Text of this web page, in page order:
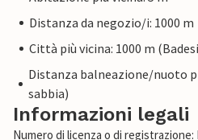
Distanza da negozio/i: 1000 m
Città più vicina: 1000 m
Distanza balneazione/nuoto
sabbia)
Informazioni legali
Numero di licenza o di registrazione: